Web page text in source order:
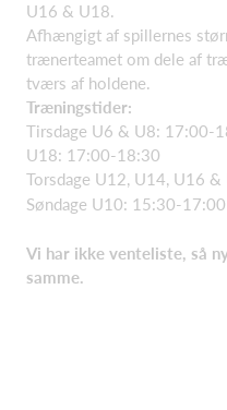
U16 & U18.
Afhængigt af spillernes
trænerteamet om dele af
tværs af holdene.
Træningstider:
Tirsdage U6 & U8: 17:00-
U18: 17:00-18:30
Torsdage U12, U14, U16
Søndage U10: 15:30-17:00
Vi har ikke venteliste, så
samme.